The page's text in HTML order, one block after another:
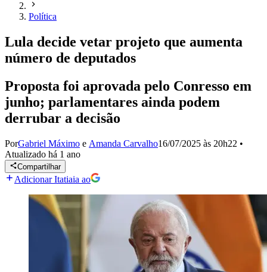
Política
Lula decide vetar projeto que aumenta
número de deputados
Proposta foi aprovada pelo Conresso em
junho; parlamentares ainda podem
derrubar a decisão
PorGabriel Máximo e Amanda Carvalho16/07/2025 às 20h22 •
Atualizado há 1 ano
Compartilhar
Adicionar Itatiaia ao